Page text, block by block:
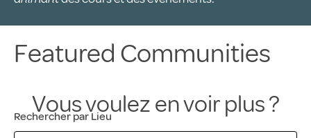
Featured Communities
Vous voulez en voir plus ?
Rechercher par Lieu